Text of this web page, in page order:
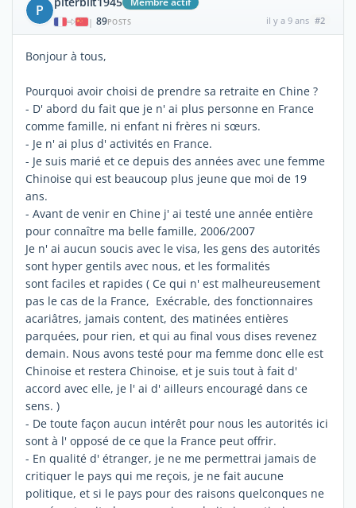
P
| 89POSTS il y a 9 ans #2
Bonjour à tous,
Pourquoi avoir choisi de prendre sa retraite en Chine ?
- D' abord du fait que je n' ai plus personne en France
comme famille, ni enfant ni frères ni sœurs.
- Je n' ai plus d' activités en France.
- Je suis marié et ce depuis des années avec une femme
Chinoise qui est beaucoup plus jeune que moi de 19
ans.
- Avant de venir en Chine j' ai testé une année entière
pour connaître ma belle famille, 2006/2007
Je n' ai aucun soucis avec le visa, les gens des autorités
sont hyper gentils avec nous, et les formalités
sont faciles et rapides ( Ce qui n' est malheureusement
pas le cas de la France, Exécrable, des fonctionnaires
acariâtres, jamais content, des matinées entières
parquées, pour rien, et qui au final vous dises revenez
demain. Nous avons testé pour ma femme donc elle est
Chinoise et restera Chinoise, et je suis tout à fait d'
accord avec elle, je l' ai d' ailleurs encouragé dans ce
sens. )
- De toute façon aucun intérêt pour nous les autorités ici
sont à l' opposé de ce que la France peut offrir.
- En qualité d' étranger, je ne me permettrai jamais de
critiquer le pays qui me reçois, je ne fait aucune
politique, et si le pays pour des raisons quelconques ne